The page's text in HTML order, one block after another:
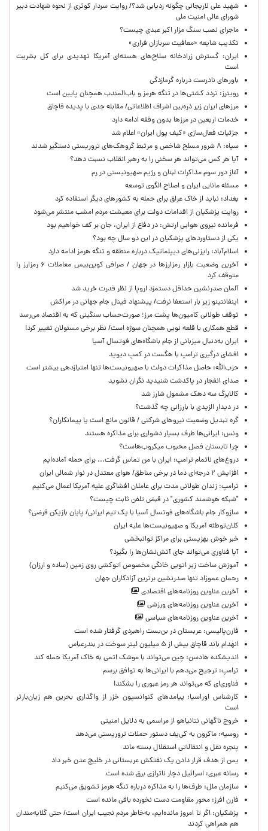
شهید علی لاریجانی چگونه ردیابی شد؟/ روایت سردار کوثری از نحوه شهادت دبیر
شورای عالی امنیت ملی
ماجرای نصب سنگ مزار اکبر عبدی چیست؟
تکذیب شایعه «معافیت سربازان فراری»
ایران: گسترش زرادخانه سلاح‌های هسته‌ای آمریکا تهدیدی برای کل بشریت
است
باورهای نادرست درباره گرمازدگی
رویترز: تردد کشتی‌ها در تنگه هرمز و باب‌المندب همچنان پایین است
مرزهای ایران زیر ذره‌بین اشراف اطلاعاتی/ مقابله جدی با پدیده قاچاق
خدمات اربعین در مرزها بدون وقفه ادامه دارد
جزئیات فعال‌سازی «کیف پول ایران» اعلام شد
سپاه: ۸ شرور مسلح شاخص و مرتبط گروهک‌های تروریستی دستگیر شدند
آیا هر کس می‌تواند هر سخنی را به رهبر انقلاب نسبت دهد؟
آغاز دور سوم مذاکرات لبنان و رژیم صهیونیستی در رم
مسئله مانایی ایران و اصلاح الگوی توسعه
بغداد: نباید از خاک عراق برای حمله به کشورهای دیگر استفاده کرد
روایت پزشکیان از اقدامات دولت برای معیشت مردم امشب منتشر می‌شود
فرمانده نیروی هوایی ارتش: در دفاع از ایران، جان بر کف خواهیم بود
یکی از دستاوردهای پزشکیان در این دو سال چه بود؟
اسلام‌آباد: رایزنی‌های دیپلماتیک درباره منطقه و تنگه هرمز ادامه دارد
آخرین وضعیت بازار رمزارزها در جهان / صرافی کوین‌بیس معاملات ۶ رمزارز را
متوقف کرد
آلمان صدرنشین حداقل دستمزد اروپا از نظر قدرت خرید شد
اینفانتینو زیر بار استعفا نرفت/ پیشنهاد فینال جام جهانی در مراکش
توقف طولانی کامیون‌ها پشت مرز؛ صورت‌حساب سنگینی که به اقتصاد می‌رسد
قطع همکاری با قلعه نویی همچنان سوژه است/ نظر برخی مسئولان تغییر کرد!
ایران به‌دنبال میزبانی از جام باشگاه‌های فوتسال آسیا
افشای درگیری ترامپ با هگست در کمپ دیوید
حزب‌الله: حاصل مذاکرات دولت با صهیونیست‌ها تنها امتیازدهی‌ بیشتر است
صدای انفجار در پاکدشت شنیدید نگران نشوید
کالابرگ سه دهک مشمول شارز شد
در دیدار الزیدی با بارزانی چه گذشت؟
گره تبدیل وضعیت نیروهای شرکتی / قانون مانع است یا پیمانکاران؟
ونس: ایرانی‌ها طرف بسیار دشواری برای مذاکره هستند
چرا تابستان فصل محبوب میکروب‌هاست؟
دروغ‌های ناتمام ترامپ: ایران با من تماس گرفت... برای حمله آماده‌ایم
افزایش ۲ درجه‌ای دما در برخی مناطق/ هوای معتدل در نوار شمالی ایران
ترامپ: زندان طولانی مدت برای عاملان افشاگری‌ علیه آمریکا اعمال می‌کنیم
"شبکه هوشمند کشوری" در قبض تلفن ثابت چیست؟
سازوکار جام باشگاه‌های فوتسال آسیا با یک تیم ایرانی/ پایان بازیکن قرضی؟
کلان‌توطئه آمریکا و صهیونیست‌ها علیه ایران
خبر خوش بهزیستی برای مراکز توانبخشی
آیا فناوری می‌تواند جای آتش‌نشان‌ها را بگیرد؟
آموزش ساخت زیر اتویی خانگی مخصوص اتوکشی روی زمین (ساده و ارزان)
رحمان عموزاد تنها صدرنشین برترین آزادکاران جهان
آخرین عناوین روزنامه‌های اقتصادی
آخرین عناوین روزنامه‌های ورزشی
آخرین عناوین روزنامه‌های سیاسی
فارن‌پالیسی: عربستان در بن‌بست راهبردی گرفتار شده است
انهدام باند قاچاق بیش از ۵ میلیون لیتر سوخت در بندرعباس
اندیشکده هادسن: چین می‌تواند با موشک اتمی به خاک آمریکا حمله کند
ترامپ: ترجیح می‌دهم با ایرانی‌‌ها به توافق برسم
فناوری‌ای که می‌تواند هر رمز عبوری را بشکند!
کارشناس اوراسیا: پیامدهای کنوانسیون خزر از واگذاری بحرین هم زیان‌بارتر
است
خروج ناگهانی نتانیاهو از مراسمی به دلایل امنیتی
روسیه: ماکرون به کی‌یف دستور حملات تروریستی می‌دهد
پنجره‌ نقل و انتقالاتی استقلال بسته ماند
یمن از هدف قرار دادن یک نفتکش عربستانی در خلیج عدن خبر داد
رسانه عبری: اسرائیل دچار ناترازی برق شده است
سازمان ملل: طرف‌ها را به مذاکره درباره تنگه هرمز تشویق می‌کنیم
فارن افرز: محور مقاومت دست نخورده باقی مانده است
پزشکیان: اگر تا امروز مانده‌ایم، به‌خاطر مردم نجیب ایران است/ حتی گلایه‌مندان
هم همراهی کردند